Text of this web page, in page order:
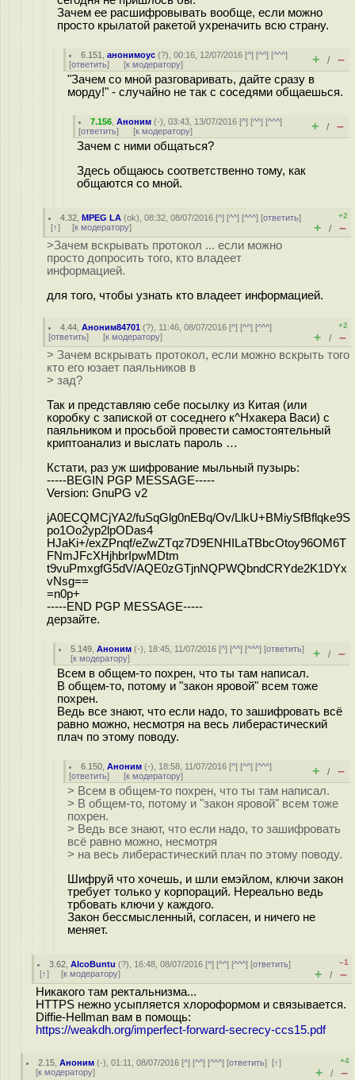
Зачем ее расшифровывать вообще, если можно
просто крылатой ракетой ухрeначить всю страну.
6.151 ,анонимоус (?), 00:16, 12/07/2016 [^] [^^] [^^^]
[ответить] [к модератору] + / –
"Зачем со мной разговаривать, дайте сразу в
морду!" - случайно не так с соседями общаешься.
7.156 ,Аноним (-), 03:43, 13/07/2016 [^] [^^] [^^^]
[ответить] [к модератору] + / –
Зачем с ними общаться?
Здесь общаюсь соответственно тому, как
общаются со мной.
4.32 ,MPEG LA (ok), 08:32, 08/07/2016 [^] [^^] [^^^] [ответить]
[↑] [к модератору]
+2
+ / –
>Зачем вскрывать протокол ... если можно
просто допросить того, кто владеет
информацией.
для того, чтобы узнать кто владеет информацией.
4.44 ,Аноним84701 (?), 11:46, 08/07/2016 [^] [^^] [^^^]
[ответить] [к модератору]
+2
+ / –
> Зачем вскрывать протокол, если можно вскрыть того
кто его юзает паяльников в
> зад?
Так и представляю себе посылку из Китая (или
коробку с запиской от соседнего к^Hхакера Васи) с
паяльником и просьбой провести самостоятельный
криптоанализ и выслать пароль …
Кстати, раз уж шифрование мыльный пузырь:
-----BEGIN PGP MESSAGE-----
Version: GnuPG v2
jA0ECQMCjYA2/fuSqGlg0nEBq/Ov/LlkU+BMiySfBflqke9S
po1Oo2yp2lpODas4
HJaKi+/exZPnqf/eZwZTqz7D9ENHILaTBbcOtoy96OM6T
FNmJFcXHjhbrIpwMDtm
t9vuPmxgfG5dV/AQE0zGTjnNQPWQbndCRYde2K1DYx
vNsg==
=n0p+
-----END PGP MESSAGE-----
дерзайте.
5.149 ,Аноним (-), 18:45, 11/07/2016 [^] [^^] [^^^] [ответить]
[к модератору] + / –
Всем в общем-то похрен, что ты там написал.
В общем-то, потому и "закон яровой" всем тоже
похрен.
Ведь все знают, что если надо, то зашифровать всё
равно можно, несмотря на весь либерастический
плач по этому поводу.
6.150 ,Аноним (-), 18:58, 11/07/2016 [^] [^^] [^^^]
[ответить] [к модератору] + / –
> Всем в общем-то похрен, что ты там написал.
> В общем-то, потому и "закон яровой" всем тоже
похрен.
> Ведь все знают, что если надо, то зашифровать
всё равно можно, несмотря
> на весь либерастический плач по этому поводу.
Шифруй что хочешь, и шли емэйлом, ключи закон
требует только у корпораций. Нереально ведь
трбовать ключи у каждого.
Закон бессмысленный, согласен, и ничего не
меняет.
3.62 ,AlcoBuntu (?), 16:48, 08/07/2016 [^] [^^] [^^^] [ответить]
[↑] [к модератору]
–1
+ / –
Никакого там ректальнизма...
HTTPS нежно усыпляется хлороформом и связывается.
Diffie-Hellman вам в помощь:
https://weakdh.org/imperfect-forward-secrecy-ccs15.pdf
2.15 ,Аноним (-), 01:11, 08/07/2016 [^] [^^] [^^^] [ответить][↑]
[к модератору]
+4
+ / –